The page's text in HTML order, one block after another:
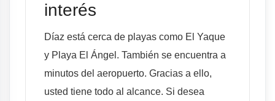
interés
Díaz está cerca de playas como El Yaque
y Playa El Ángel. También se encuentra a
minutos del aeropuerto. Gracias a ello,
usted tiene todo al alcance. Si desea